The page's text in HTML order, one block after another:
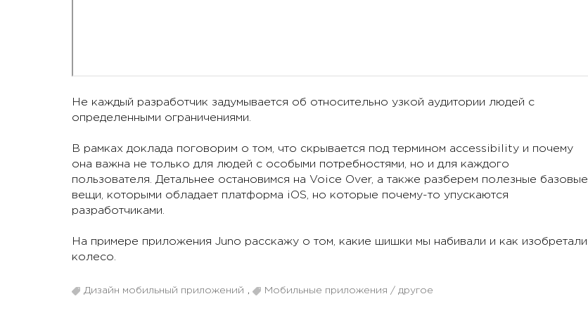
Не каждый разработчик задумывается об относительно узкой аудитории людей с
определенными ограничениями.
В рамках доклада поговорим о том, что скрывается под термином accessibility и почему
она важна не только для людей с особыми потребностями, но и для каждого
пользователя. Детальнее остановимся на Voice Over, а также разберем полезные базовые
вещи, которыми обладает платформа iOS, но которые почему-то упускаются
разработчиками.
На примере приложения Juno расскажу о том, какие шишки мы набивали и как изобретали
колесо.
Дизайн мобильный приложений , Мобильные приложения / другое